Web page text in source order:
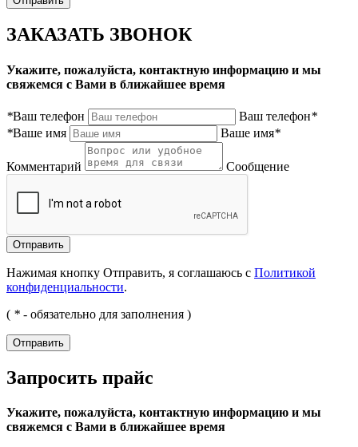
ЗАКАЗАТЬ ЗВОНОК
Укажите, пожалуйста, контактную информацию и мы
свяжемся с Вами в ближайшее время
*Ваш телефон Ваш телефон*
*Ваше имя Ваше имя*
Комментарий Сообщение
Нажимая кнопку Отправить, я соглашаюсь с Политикой
конфиденциальности.
( * - обязательно для заполнения )
Запросить прайс
Укажите, пожалуйста, контактную информацию и мы
свяжемся с Вами в ближайшее время